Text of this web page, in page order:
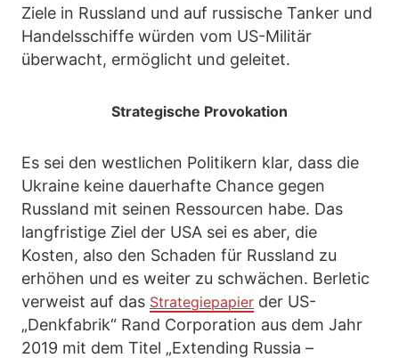
Ziele in Russland und auf russische Tanker und
Handelsschiffe würden vom US-Militär
überwacht, ermöglicht und geleitet.
Strategische Provokation
Es sei den westlichen Politikern klar, dass die
Ukraine keine dauerhafte Chance gegen
Russland mit seinen Ressourcen habe. Das
langfristige Ziel der USA sei es aber, die
Kosten, also den Schaden für Russland zu
erhöhen und es weiter zu schwächen. Berletic
verweist auf das Strategiepapier der US-
„Denkfabrik“ Rand Corporation aus dem Jahr
2019 mit dem Titel „Extending Russia –